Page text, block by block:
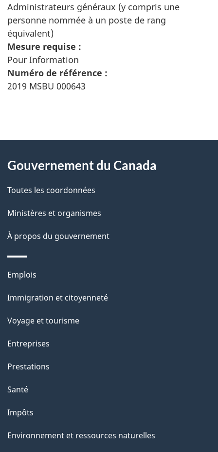
Administrateurs généraux (y compris une
personne nommée à un poste de rang
équivalent)
Mesure requise :
Pour Information
Numéro de référence :
2019 MSBU 000643
D
t
a
l
s
l
a
a
g
"
propos
ce
site
Gouvernement du Canada
Toutes les coordonnées
Ministères et organismes
À propos du gouvernement
Thèmes
sujets
Emplois
Immigration et citoyenneté
Voyage et tourisme
Entreprises
Prestations
Santé
Impôts
Environnement et ressources naturelles